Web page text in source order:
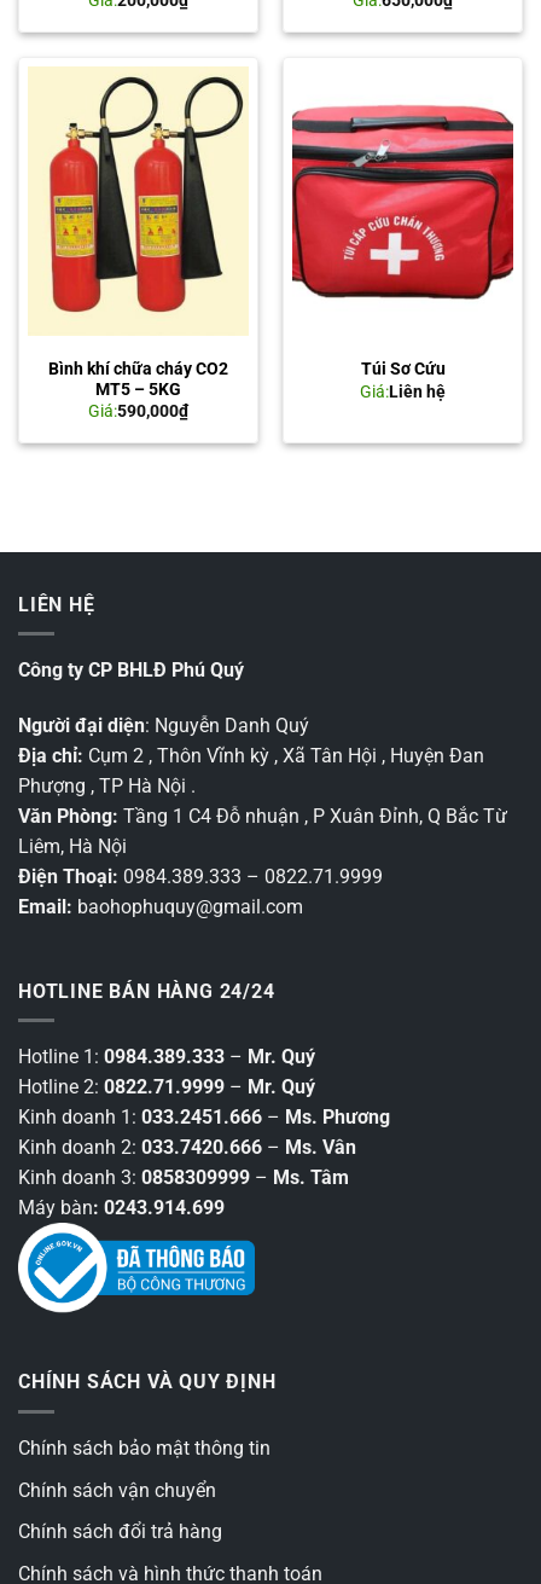
Bình khí chữa cháy CO2
MT5 – 5KG
Giá:590,000₫
Túi Sơ Cứu
Giá:Liên hệ
LIÊN HỆ
Công ty CP BHLĐ Phú Quý
Người đại diện: Nguyễn Danh Quý
Địa chỉ: Cụm 2 , Thôn Vĩnh kỳ , Xã Tân Hội , Huyện Đan
Phượng , TP Hà Nội .
Văn Phòng: Tầng 1 C4 Đỗ nhuận , P Xuân Đỉnh, Q Bắc Từ
Liêm, Hà Nội
Điện Thoại: 0984.389.333 – 0822.71.9999
Email: baohophuquy@gmail.com
HOTLINE BÁN HÀNG 24/24
Hotline 1: 0984.389.333 – Mr. Quý
Hotline 2: 0822.71.9999 – Mr. Quý
Kinh doanh 1: 033.2451.666 – Ms. Phương
Kinh doanh 2: 033.7420.666 – Ms. Vân
Kinh doanh 3: 0858309999 – Ms. Tâm
Máy bàn: 0243.914.699
CHÍNH SÁCH VÀ QUY ĐỊNH
Chính sách bảo mật thông tin
Chính sách vận chuyển
Chính sách đổi trả hàng
Chính sách và hình thức thanh toán